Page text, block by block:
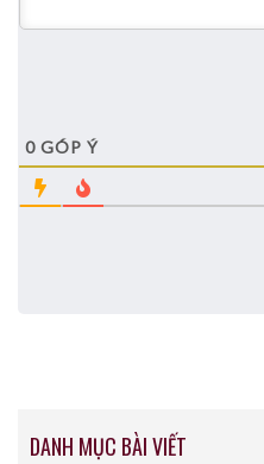
0 GÓP Ý
DANH MỤC BÀI VIẾT